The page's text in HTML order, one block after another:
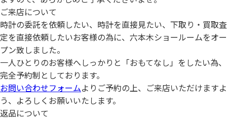
ご来店について
時計の委託を依頼したい、時計を直接見たい、下取り・買取査
定を直接依頼したいお客様の為に、六本木ショールームをオー
プン致しました。
一人ひとりのお客様へしっかりと「おもてなし」をしたい為、
完全予約制としております。
お問い合わせフォームよりご予約の上、ご来店いただけますよ
う、よろしくお願いいたします。
返品について